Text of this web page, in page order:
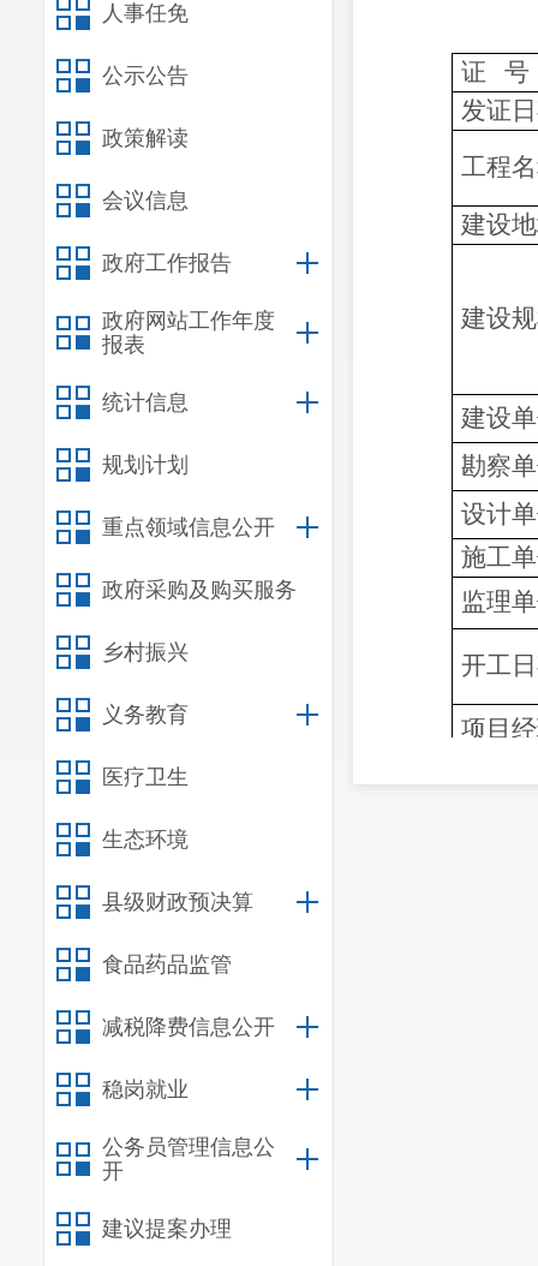
人事任免
公示公告
政策解读
会议信息
政府工作报告
政府网站工作年度
报表
统计信息
规划计划
重点领域信息公开
政府采购及购买服务
乡村振兴
义务教育
医疗卫生
生态环境
县级财政预决算
食品药品监管
减税降费信息公开
稳岗就业
公务员管理信息公
开
建议提案办理
证 号
发证
工程
建设
建设
建设
勘察
设计
施工
监理
开工
项目